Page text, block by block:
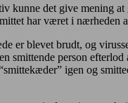
kunne det give mening
har været i nærheden
er blevet brudt, og
smittende person
igen og